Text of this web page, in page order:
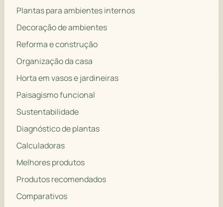
Plantas para ambientes internos
Decoração de ambientes
Reforma e construção
Organização da casa
Horta em vasos e jardineiras
Paisagismo funcional
Sustentabilidade
Diagnóstico de plantas
Calculadoras
Melhores produtos
Produtos recomendados
Comparativos